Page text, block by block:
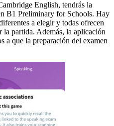
English, tendrás la
B1 Preliminary for Schools. Hay
a elegir y todas ofrecen
la partida. Además, la aplicación
a que la preparación del examen